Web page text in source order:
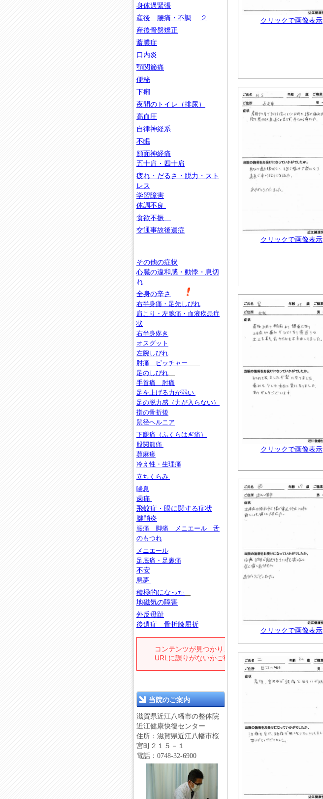
身体過緊張
産後
腰痛・不調
２
産後骨盤矯正
蓄膿症
口内炎
顎関節痛
便秘
下痢
夜間のトイレ（排尿）
高血圧
自律神経系
不眠
顔面神経痛
五十肩・四十肩
疲れ・だるさ ・脱力・スト
レス
学習障害
体調不良
食欲不振
交通事故後遺症
その他の症状
心臓の違和感・動悸・息切
れ
全身の辛さ
右半身痛・足先しびれ
肩こり・左腕痛・血液疾患症
状
右半身疼き
オスグット
左腕しびれ
肘痛 ピッチャー
足のしびれ
手首痛 肘痛
足を上げる力が弱い
足の脱力感（力が入らない）
指の骨折後
鼠径ヘルニア
下腿痛（ふくらはぎ痛）
股関節痛
蕁麻疹
冷え性・生理痛
立ちくらみ
喘息
歯痛
飛蚊症 ・眼に関する症状
腱鞘炎
腰痛 脚痛 メニエール 舌
のもつれ
メニエール
足底痛・足裏痛
不安
悪夢
積極的になった
地磁気の障害
外反母趾
後遺症 骨折膝屈折
当院のご案内
滋賀県近江八幡市の整体院
近江健康快復センター
住所：滋賀県近江八幡市桜
宮町２１５－１
電話：0748-32-6900
クリックで画像表示
クリックで画像表示
クリックで画像表示
クリックで画像表示